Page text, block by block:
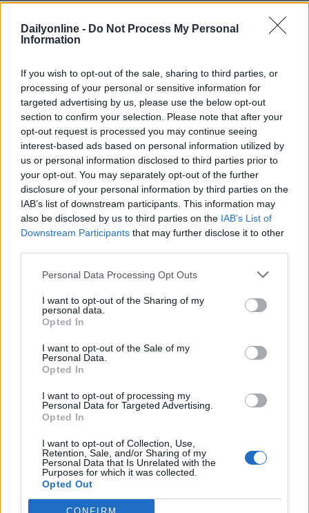
Dailyonline - Do Not Process My Personal
Information
If you wish to opt-out of the sale, sharing to third parties, or
processing of your personal or sensitive information for
targeted advertising by us, please use the below opt-out
section to confirm your selection. Please note that after your
opt-out request is processed you may continue seeing
interest-based ads based on personal information utilized by
us or personal information disclosed to third parties prior to
your opt-out. You may separately opt-out of the further
disclosure of your personal information by third parties on the
IAB’s list of downstream participants. This information may
also be disclosed by us to third parties on the IAB’s List of
Downstream Participants that may further disclose it to other
Personal Data Processing Opt Outs
I want to opt-out of the Sharing of my
personal data.
Opted In
I want to opt-out of the Sale of my
Personal Data.
Opted In
I want to opt-out of processing my
Personal Data for Targeted Advertising.
Opted In
I want to opt-out of Collection, Use,
Retention, Sale, and/or Sharing of my
Personal Data that Is Unrelated with the
Purposes for which it was collected.
Opted Out
CONFIRM
integra sviluppo tecnologico con i bisogni sociali. I
giovani ‘scappano’ dall’Italia e non credono nella
politica tradizionale: tuttavia mostrano una profonda
sostenibilità ambientale e sociale, e oltre il 50% degli
under-24 esprime ottimismo per il proprio futuro nei
prossimi 5 anni, riponendo grande fiducia nelle
istituzioni locali e sovranazionali, come il Parlamento
Europeo. Nel rapporto con il lavoro, oltre alla
retribuzione, emergono tra i più giovani nuove priorità
quali il work-life balance e la coerenza dell’ambiente
lavorativo con i propri valori. In questo scenario, le
prospettive delle imprese indicano una crescente
integrazione dei criteri ESG (Environmental, Social,
Governance) come fattore strategico chiave (con un
reputazione e performance (con un aumento di
una maggiore consapevolezza e resilienza dell’Unione
Europea, con il 51% dei cittadini europei che si fida
destinato ingenti risorse (Next Generation EU e Green
Deal) a missioni e iniziative comunitarie per il periodo
il cosiddetto ‘Effetto Bruxelles’ - nuovi modelli di
governance che promuovono la sostenibilità,
Gli interventi
Numerosi gli interventi, tra cui quello di
Acampora, Fondatore di